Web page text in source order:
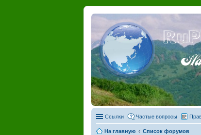
Наш
Ссылки Частые вопросы
На главную Список форумов